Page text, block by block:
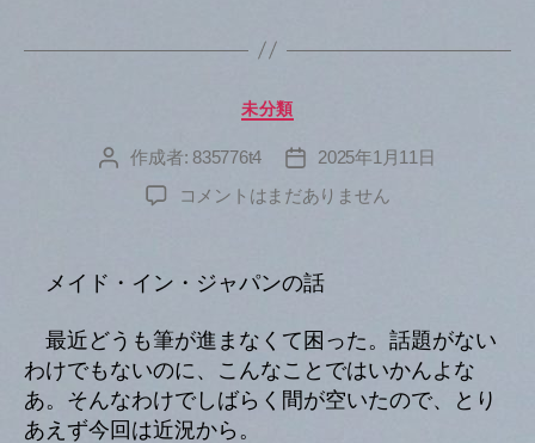
カ
ゴ
リ
ー
未分類
投
作成者: 835776t4
投
稿
日
2025年1月11日
へ
コメントはまだありません
メイド・イン・ジャパンの話
最近どうも筆が進まなくて困った。話題がない
わけでもないのに、こんなことではいかんよな
あ。そんなわけでしばらく間が空いたので、とり
あえず今回は近況から。